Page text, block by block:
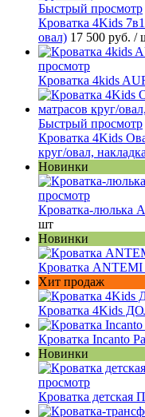
Быстрый просмотр
Кроватка 4Kids
овал) 17 500 руб. /
просмотр
Кроватка 4kids
Быстрый просмотр
Кроватка 4Kids
круг/овал,
Новинки
просмотр
Кроватка-люлька
шт
Новинки
Кроватка ANTEMI
Хит продаж
Кроватка 4Kids
Кроватка Incanto
Новинки
просмотр
Кроватка